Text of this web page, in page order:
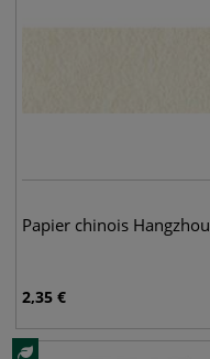
Papier chinois Hangzhou
2,35 €